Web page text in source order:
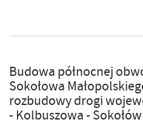
Budowa północnej
Sokołowa
rozbudowy drogi
- Kolbuszowa -